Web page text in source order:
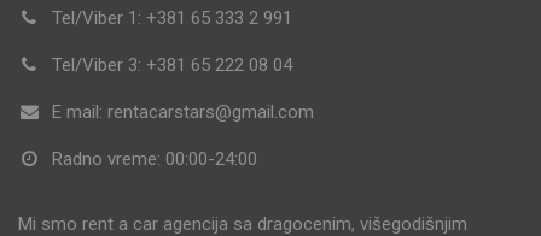
Tel/Viber 1: +381 65 333 2 991
Tel/Viber 3: +381 65 222 08 04
E mail: rentacarstars@gmail.com
Radno vreme: 00:00-24:00
Mi smo rent a car agencija sa dragocenim, višegodišnjim